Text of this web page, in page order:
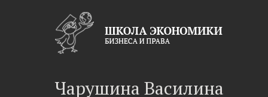
Чарушина Василина